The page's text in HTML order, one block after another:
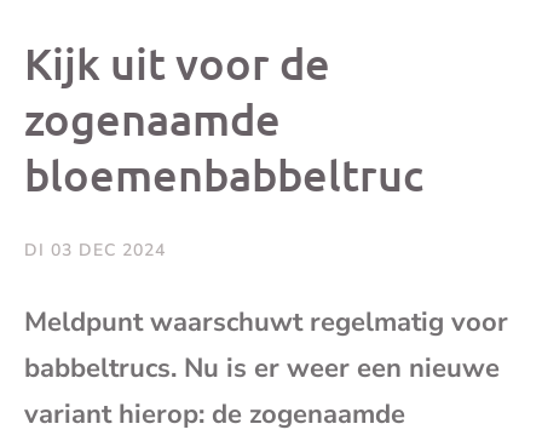
op op
Kijk uit voor de
zogenaamde
bloemenbabbeltruc
DI 03 DEC 2024
Meldpunt waarschuwt regelmatig voor
babbeltrucs. Nu is er weer een nieuwe
variant hierop: de zogenaamde